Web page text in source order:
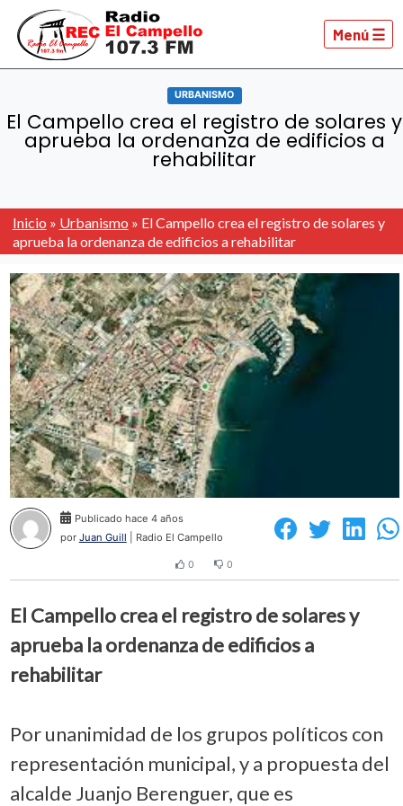
Menú ☰
URBANISMO
El Campello crea el registro de solares y
aprueba la ordenanza de edificios a
rehabilitar
Inicio » Urbanismo » El Campello crea el registro de solares y
aprueba la ordenanza de edificios a rehabilitar
Publicado hace 4 años
por Juan Guill | Radio El Campello
0 0
El Campello crea el registro de solares y
aprueba la ordenanza de edificios a
rehabilitar
Por unanimidad de los grupos políticos con
representación municipal, y a propuesta del
alcalde Juanjo Berenguer, que es